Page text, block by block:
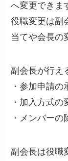
へ変更できま
役職変更は副
当てや会長の
副会長が行え
・参加申請の
・加入方式の
・メンバーの
副会長は役職